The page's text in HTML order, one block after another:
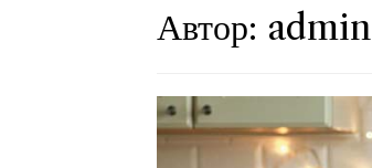
Автор: admin